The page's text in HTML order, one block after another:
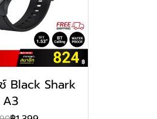
Black Shark
A3